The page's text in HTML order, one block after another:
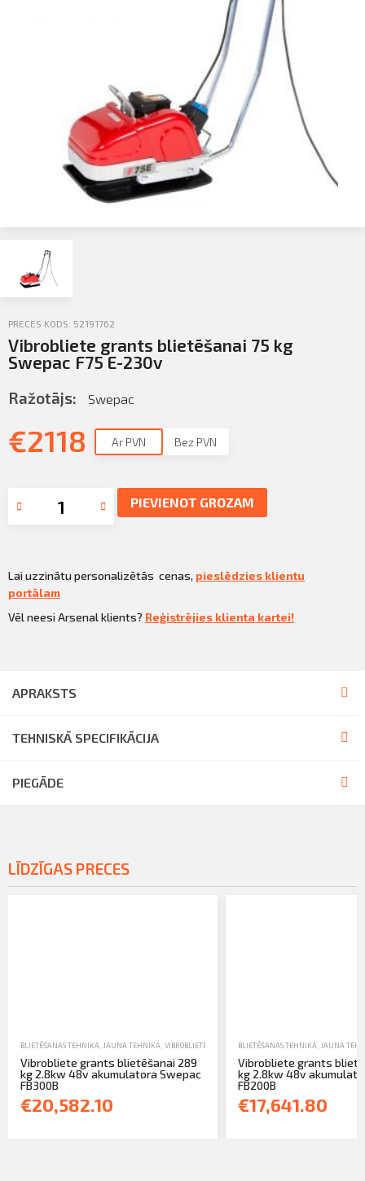
PIETEIKTIES
PRECES KODS: 52191762
Vibrobliete grants blietēšanai 75 kg
Swepac F75 E-230v
Ražotājs: Swepac
€2118 Ar PVN Bez PVN
PIEVIENOT GROZAM
Lai uzzinātu personalizētās cenas, pieslēdzies klientu
portālam
Vēl neesi Arsenal klients? Reģistrējies klienta kartei!
APRAKSTS
TEHNISKĀ SPECIFIKĀCIJA
PIEGĀDE
LĪDZĪGAS PRECES
BLIETĒŠANAS TEHNIKA JAUNA TEHNIKA VIBROBLIETES
Vibrobliete grants blietēšanai 289
kg 2.8kw 48v akumulatora Swepac
FB300B
€20,582.10
BLIETĒŠANAS TEHNIKA JAUNA
Vibrobliete grants
kg 2.8kw 48v
FB200B
€17,641.80